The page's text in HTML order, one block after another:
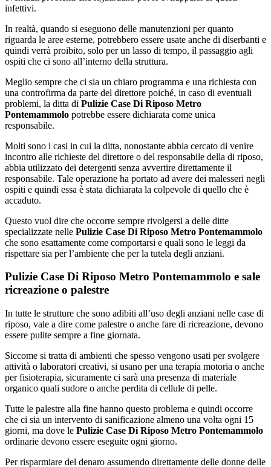
infettivi.
In realtà, quando si eseguono delle manutenzioni per quanto
riguarda le aree esterne, potrebbero essere usate anche di diserbanti e
quindi verrà proibito, solo per un lasso di tempo, il passaggio agli
ospiti che ci sono all’interno della struttura.
Meglio sempre che ci sia un chiaro programma e una richiesta con
una controfirma da parte del direttore poiché, in caso di eventuali
problemi, la ditta di Pulizie Case Di Riposo Metro
Pontemammolo potrebbe essere dichiarata come unica
responsabile.
Molti sono i casi in cui la ditta, nonostante abbia cercato di venire
incontro alle richieste del direttore o del responsabile della di riposo,
abbia utilizzato dei detergenti senza avvertire direttamente il
responsabile. Tale operazione ha portato ad avere dei malesseri negli
ospiti e quindi essa è stata dichiarata la colpevole di quello che è
accaduto.
Questo vuol dire che occorre sempre rivolgersi a delle ditte
specializzate nelle Pulizie Case Di Riposo Metro Pontemammolo
che sono esattamente come comportarsi e quali sono le leggi da
rispettare sia per l’ambiente che per la tutela degli anziani.
Pulizie Case Di Riposo Metro Pontemammolo e sale
ricreazione o palestre
In tutte le strutture che sono adibiti all’uso degli anziani nelle case di
riposo, vale a dire come palestre o anche fare di ricreazione, devono
essere pulite sempre a fine giornata.
Siccome si tratta di ambienti che spesso vengono usati per svolgere
attività o laboratori creativi, si usano per una terapia motoria o anche
per fisioterapia, sicuramente ci sarà una presenza di materiale
organico quali sudore o anche perdita di cellule di pelle.
Tutte le palestre alla fine hanno questo problema e quindi occorre
che ci sia un intervento di sanificazione almeno una volta ogni 15
giorni, ma dove le Pulizie Case Di Riposo Metro Pontemammolo
ordinarie devono essere eseguite ogni giorno.
Per risparmiare del denaro assumendo direttamente delle donne delle